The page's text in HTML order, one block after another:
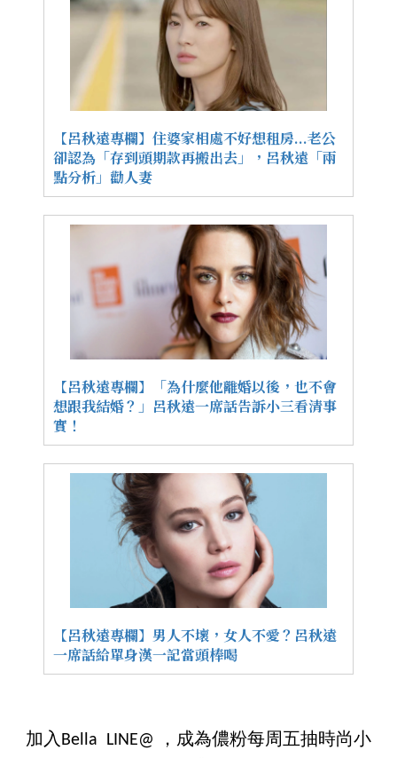
【呂秋遠專欄】住婆家相處不好想租房...老公
卻認為「存到頭期款再搬出去」，呂秋遠「兩
點分析」勸人妻
【呂秋遠專欄】「為什麼他離婚以後，也不會
想跟我結婚？」呂秋遠一席話告訴小三看清事
實！
【呂秋遠專欄】男人不壞，女人不愛？呂秋遠
一席話給單身漢一記當頭棒喝
加入Bella LINE@ ，成為儂粉每周五抽時尚小